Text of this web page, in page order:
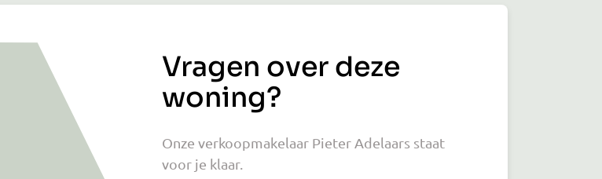
Vragen over deze
woning?
Onze verkoopmakelaar Pieter Adelaars staat
voor je klaar.